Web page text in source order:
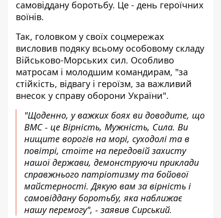
самовіддану боротьбу. Це - день героїчних
воїнів.
Так, головком у своїх соцмережах
висловив подяку всьому особовому складу
Військово-Морських сил. Особливо
матросам і молодшим командирам, "за
стійкість, відвагу і героїзм, за важливий
внесок у справу оборони України".
"Щоденно, у важких боях ви доводите, що
ВМС - це Вірність, Мужність, Сила. Ви
нищите ворогів на морі, суходолі та в
повітрі, стоїте на передовій захисту
нашої держави, демонструючи приклади
справжнього патріотизму та бойової
майстерності. Дякую вам за вірність і
самовіддану боротьбу, яка наближає
нашу перемогу", - заявив Сирський.